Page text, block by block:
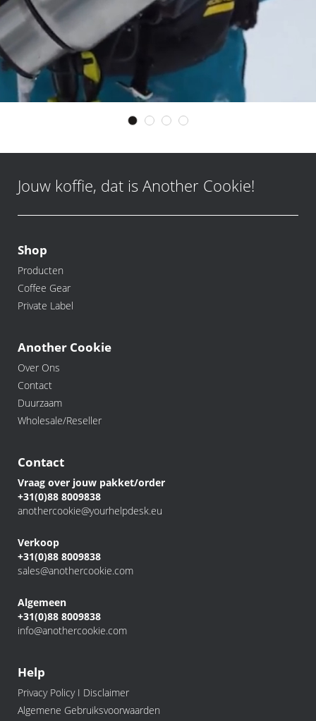
Jouw koffie, dat is Another Cookie!
Shop
Producten
Coffee Gear
Private Label
Another Cookie
Over Ons
Contact
Duurzaam
Wholesale/Reseller
Contact
Vraag over jouw pakket/order
+31(0)88 8009838
anothercookie@yourhelpdesk.eu
Verkoop
+31(0)88 8009838
sales@anothercookie.com
Algemeen
+31(0)88 8009838
info@anothercookie.com
Help
Privacy Policy I Disclaimer
Algemene Gebruiksvoorwaarden